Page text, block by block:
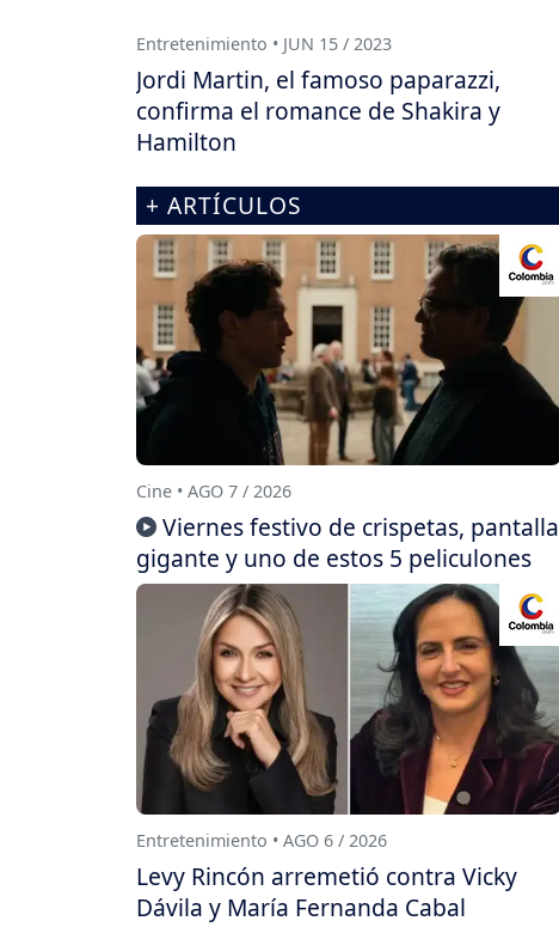
Entretenimiento • JUN 15 / 2023
Jordi Martin, el famoso paparazzi,
confirma el romance de Shakira y
Hamilton
+ ARTÍCULOS
Cine • AGO 7 / 2026
Viernes festivo de crispetas, pantalla
gigante y uno de estos 5 peliculones
Entretenimiento • AGO 6 / 2026
Levy Rincón arremetió contra Vicky
Dávila y María Fernanda Cabal